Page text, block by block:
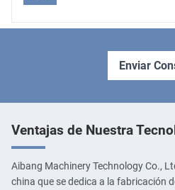
Enviar
Ventajas de Nuestra
Aibang Machinery Technology Co.,
china que se dedica a la fabricación